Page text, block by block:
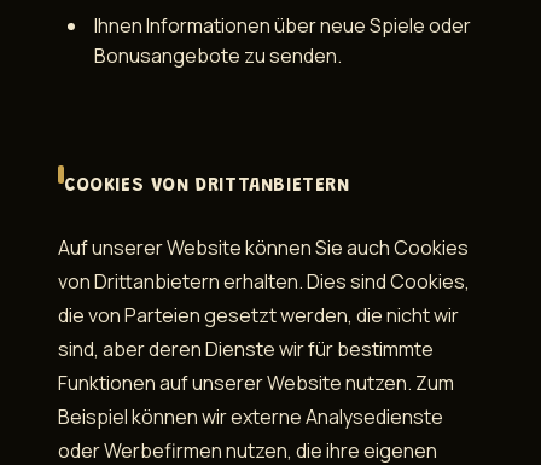
Ihnen Informationen über neue Spiele oder
Bonusangebote zu senden.
COOKIES VON DRITTANBIETERN
Auf unserer Website können Sie auch Cookies
von Drittanbietern erhalten. Dies sind Cookies,
die von Parteien gesetzt werden, die nicht wir
sind, aber deren Dienste wir für bestimmte
Funktionen auf unserer Website nutzen. Zum
Beispiel können wir externe Analysedienste
oder Werbefirmen nutzen, die ihre eigenen